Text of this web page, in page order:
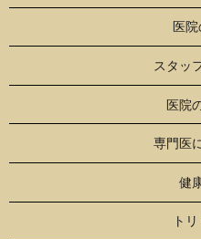
医
スタッ
医院
専門医
健
ト